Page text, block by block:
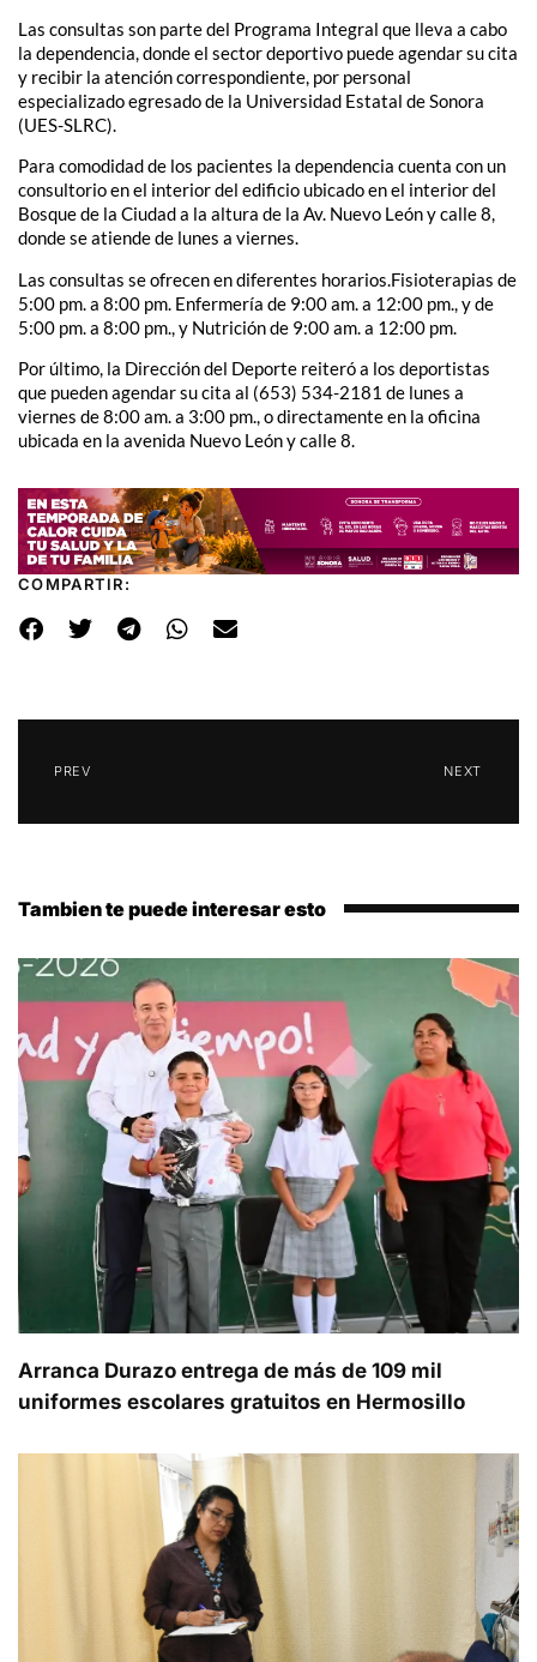
Las consultas son parte del Programa Integral que lleva a cabo
la dependencia, donde el sector deportivo puede agendar su cita
y recibir la atención correspondiente, por personal
especializado egresado de la Universidad Estatal de Sonora
(UES-SLRC).
Para comodidad de los pacientes la dependencia cuenta con un
consultorio en el interior del edificio ubicado en el interior del
Bosque de la Ciudad a la altura de la Av. Nuevo León y calle 8,
donde se atiende de lunes a viernes.
Las consultas se ofrecen en diferentes horarios.Fisioterapias de
5:00 pm. a 8:00 pm. Enfermería de 9:00 am. a 12:00 pm., y de
5:00 pm. a 8:00 pm., y Nutrición de 9:00 am. a 12:00 pm.
Por último, la Dirección del Deporte reiteró a los deportistas
que pueden agendar su cita al (653) 534-2181 de lunes a
viernes de 8:00 am. a 3:00 pm., o directamente en la oficina
ubicada en la avenida Nuevo León y calle 8.
COMPARTIR:
PREV NEXT
Tambien te puede interesar esto
Arranca Durazo entrega de más de 109 mil
uniformes escolares gratuitos en Hermosillo